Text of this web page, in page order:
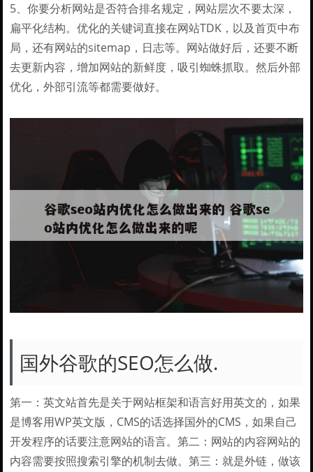
5、你要分析网站是否符合排名规定，网站层次不要太深，
扁平化结构。优化的关键词直接在网站TDK，以及首页中布
局，还有网站的sitemap，日志等。网站做好后，还要不断
去更新内容，增加网站的新鲜度，吸引蜘蛛抓取。然后外部
优化，外部引流等都需要做好。
国外谷歌的SEO怎么做.
第一：英文站首先是关于网站框架和语言好用英文的，如果
是博客用WP英文版，CMS的话选择国外的CMS，如果自己
开发程序的话要注意网站的语言。第二：网站的内容网站的
内容需要按照搜索引擎的机制去做。第三：就是外链，做该